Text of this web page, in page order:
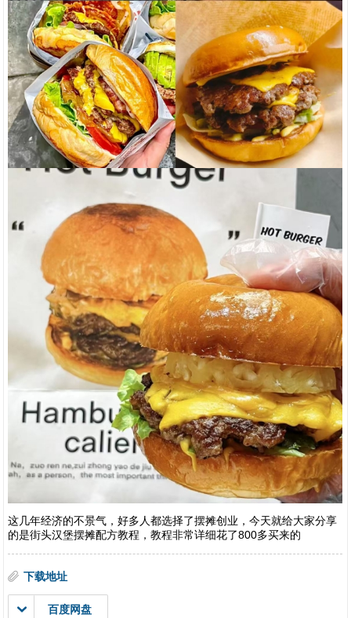
这几年经济的不景气，好多人都选择了摆摊创业，今天就给大家分享
的是街头汉堡摆摊配方教程，教程非常详细花了800多买来的
下载地址
百度网盘